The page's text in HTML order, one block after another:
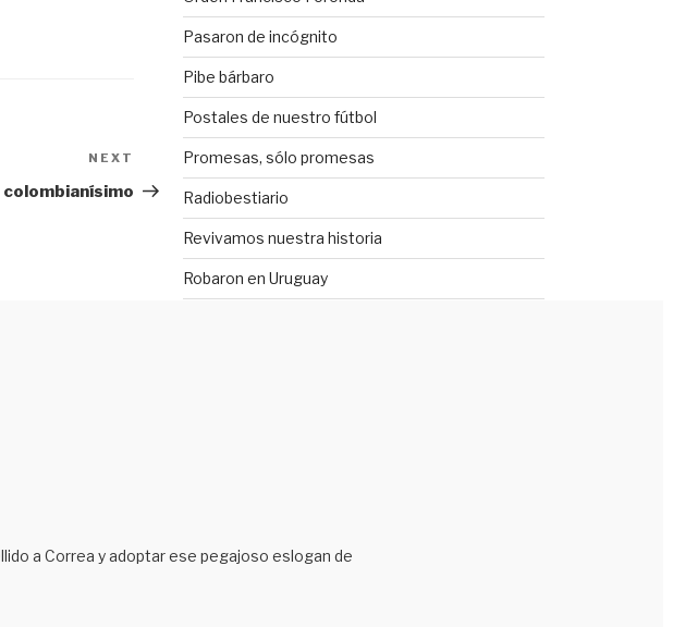
Post
NEXT
a Correa y adoptar ese pegajoso eslogan de
Pasaron de incógnito
Pibe bárbaro
Postales de nuestro fútbol
Promesas, sólo promesas
Radiobestiario
Revivamos nuestra historia
Robaron en Uruguay
Venga a Cali, tape en el Cali